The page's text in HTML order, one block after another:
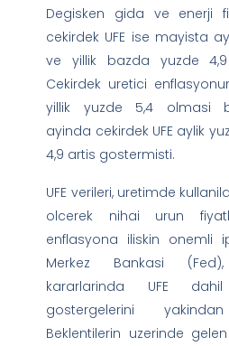
Degisken gida ve enerji
cekirdek UFE ise mayista
ve yillik bazda yuzde
Cekirdek uretici
yillik yuzde 5,4 olmasi
ayinda cekirdek UFE aylik
4,9 artis gostermisti.
UFE verileri, uretimde
olcerek nihai urun
enflasyona iliskin onemli
Merkez Bankasi
kararlarinda UFE
gostergelerini
Beklentilerin uzerinde